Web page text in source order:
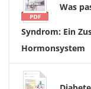
Was
Syndrom: Ein
Hormonsystem